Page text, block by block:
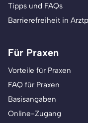
Tipps und FAQs
Barrierefreiheit in
Für Praxen
Vorteile für Praxen
FAQ für Praxen
Basisangaben
Online-Zugang